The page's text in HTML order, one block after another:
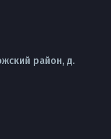
район, д.